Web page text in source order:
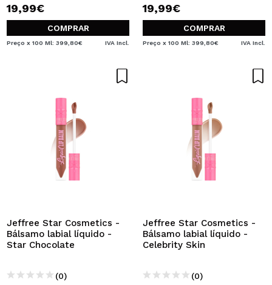
19,99€
COMPRAR
Preço x 100 Ml: 399,80€ IVA Incl.
19,99€
COMPRAR
Preço x 100 Ml: 399,80€ IVA Incl.
Jeffree Star Cosmetics -
Bálsamo labial líquido -
Star Chocolate
(0)
Jeffree Star Cosmetics -
Bálsamo labial líquido -
Celebrity Skin
(0)